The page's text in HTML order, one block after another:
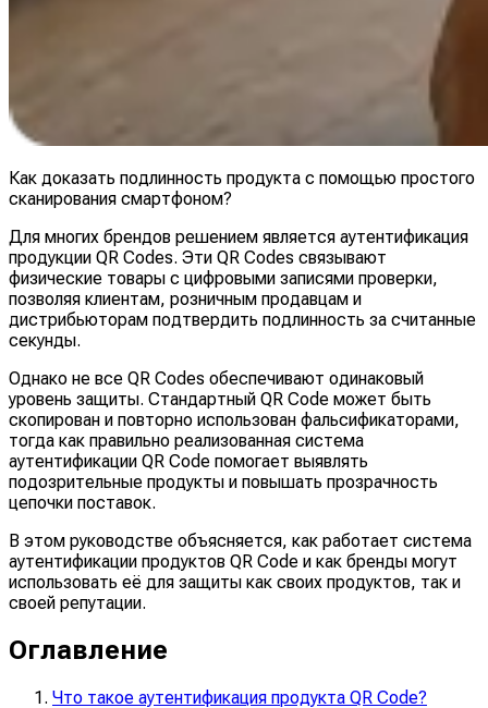
Как доказать подлинность продукта с помощью простого
сканирования смартфоном?
Для многих брендов решением является аутентификация
продукции QR Codes. Эти QR Codes связывают
физические товары с цифровыми записями проверки,
позволяя клиентам, розничным продавцам и
дистрибьюторам подтвердить подлинность за считанные
секунды.
Однако не все QR Codes обеспечивают одинаковый
уровень защиты. Стандартный QR Code может быть
скопирован и повторно использован фальсификаторами,
тогда как правильно реализованная система
аутентификации QR Code помогает выявлять
подозрительные продукты и повышать прозрачность
цепочки поставок.
В этом руководстве объясняется, как работает система
аутентификации продуктов QR Code и как бренды могут
использовать её для защиты как своих продуктов, так и
своей репутации.
Оглавление
Что такое аутентификация продукта QR Code?